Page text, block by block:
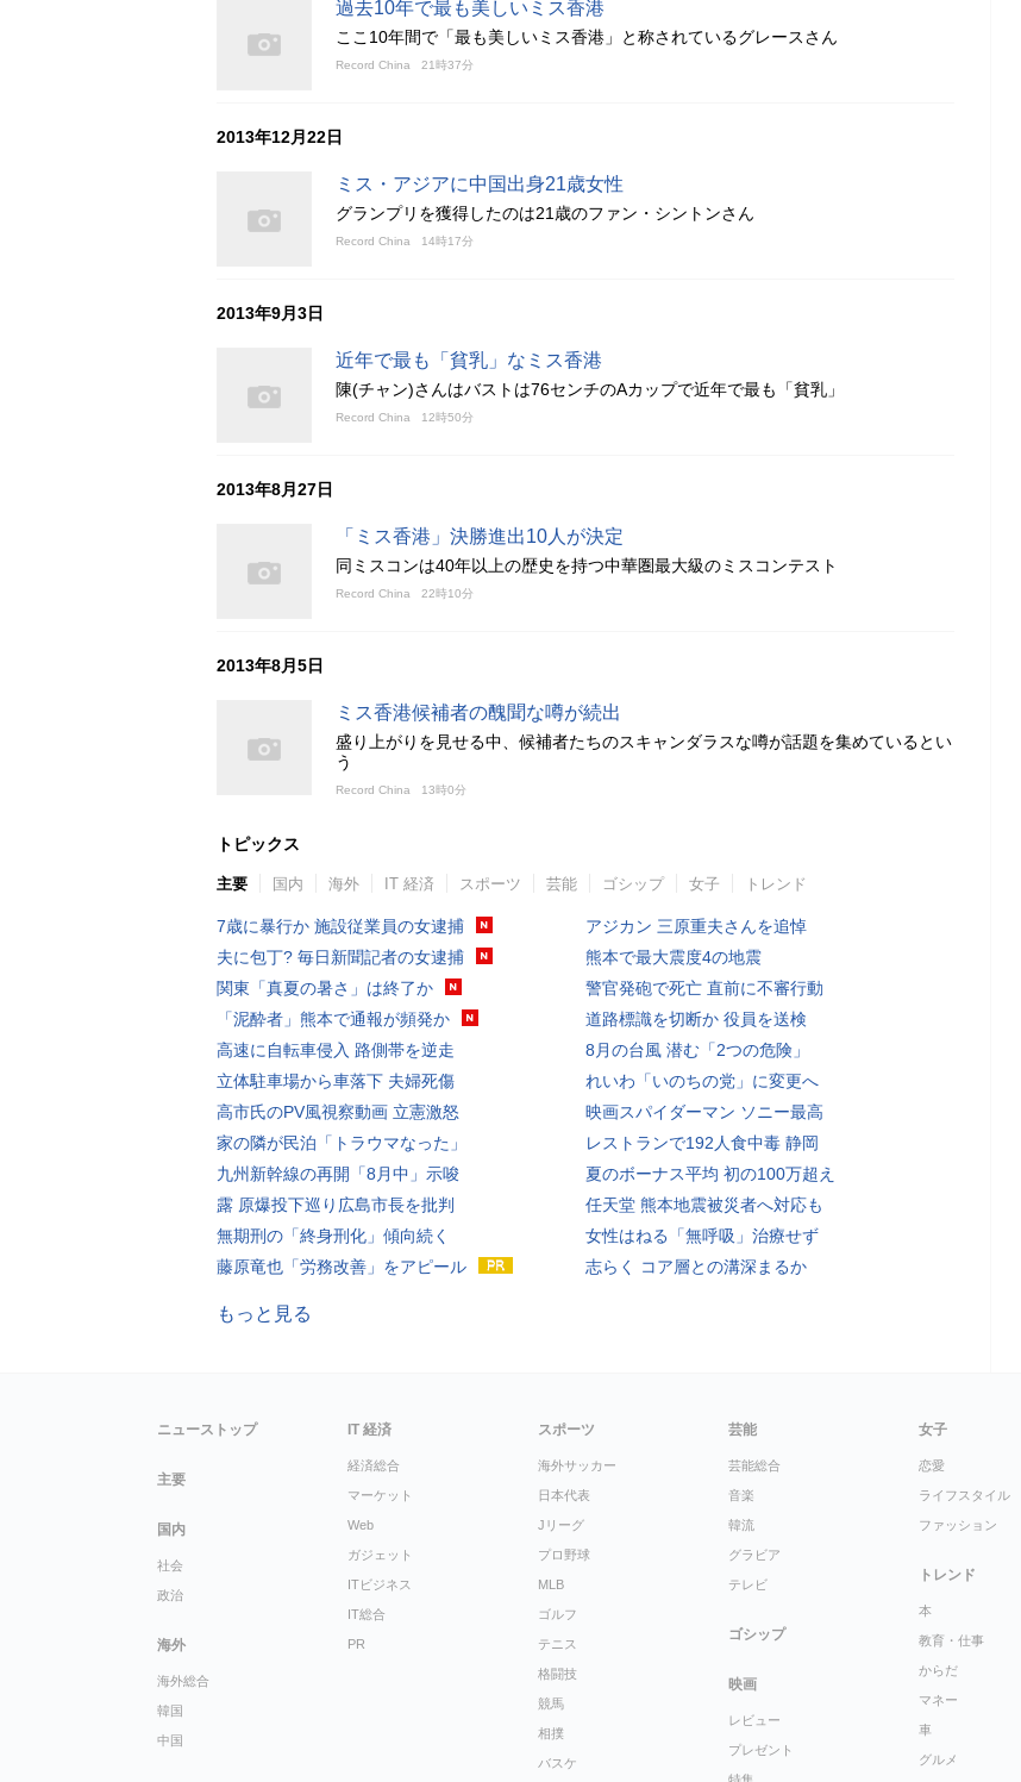
過去10年で最も美しいミス香港
ここ10年間で「最も美しいミス香港」と称されているグレースさん
Record China 21時37分
2013年12月22日
ミス・アジアに中国出身21歳女性
グランプリを獲得したのは21歳のファン・シントンさん
Record China 14時17分
2013年9月3日
近年で最も「貧乳」なミス香港
陳(チャン)さんはバストは76センチのAカップで近年で最も「貧乳」
Record China 12時50分
2013年8月27日
「ミス香港」決勝進出10人が決定
同ミスコンは40年以上の歴史を持つ中華圏最大級のミスコンテスト
Record China 22時10分
2013年8月5日
ミス香港候補者の醜聞な噂が続出
盛り上がりを見せる中、候補者たちのスキャンダラスな噂が話題を集めているとい
う
Record China 13時0分
トピックス
主要 国内 海外 IT 経済 スポーツ 芸能 ゴシップ 女子 トレンド
7歳に暴行か 施設従業員の女逮捕
夫に包丁? 毎日新聞記者の女逮捕
関東「真夏の暑さ」は終了か
「泥酔者」熊本で通報が頻発か
高速に自転車侵入 路側帯を逆走
立体駐車場から車落下 夫婦死傷
高市氏のPV風視察動画 立憲激怒
家の隣が民泊「トラウマなった」
九州新幹線の再開「8月中」示唆
露 原爆投下巡り広島市長を批判
無期刑の「終身刑化」傾向続く
藤原竜也「労務改善」をアピール
アジカン 三原重夫さんを追悼
熊本で最大震度4の地震
警官発砲で死亡 直前に不審行動
道路標識を切断か 役員を送検
8月の台風 潜む「2つの危険」
れいわ「いのちの党」に変更へ
映画スパイダーマン ソニー最高
レストランで192人食中毒 静岡
夏のボーナス平均 初の100万超え
任天堂 熊本地震被災者へ対応も
女性はねる「無呼吸」治療せず
志らく コア層との溝深まるか
もっと見る
ニューストップ
主要
国内
社会
政治
海外
海外総合
韓国
中国
IT 経済
経済総合
マーケット
Web
ガジェット
ITビジネス
IT総合
PR
スポーツ
海外サッカー
日本代表
Jリーグ
プロ野球
MLB
ゴルフ
テニス
格闘技
競馬
相撲
バスケ
芸能
芸能総合
音楽
韓流
グラビア
テレビ
ゴシップ
映画
レビュー
プレゼント
女子
恋愛
ライフスタイル
ファッション
トレンド
本
教育・仕事
からだ
マネー
車
グルメ